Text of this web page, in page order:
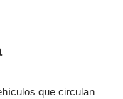
que circulan